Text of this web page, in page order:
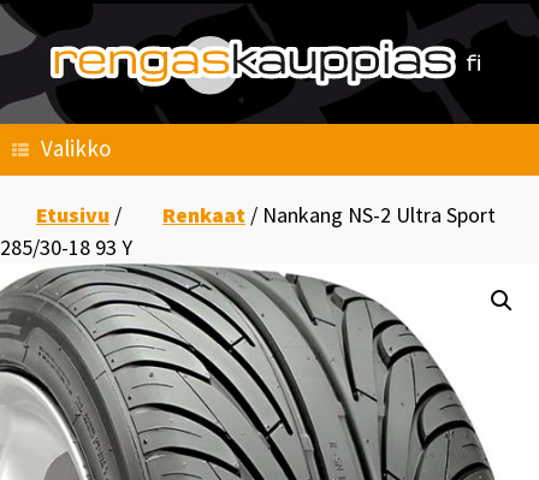
Skip
content
Valikko
Etusivu / Renkaat / Nankang NS-2 Ultra Sport
285/30-18 93 Y